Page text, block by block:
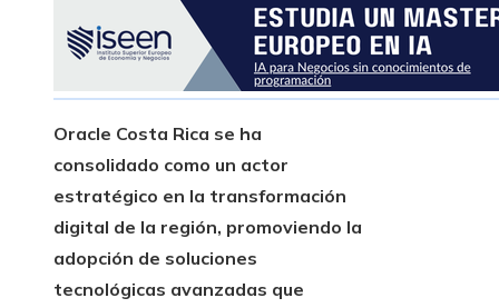
Oracle Costa Rica se ha
consolidado como un actor
estratégico en la transformación
digital de la región, promoviendo la
adopción de soluciones
tecnológicas avanzadas que